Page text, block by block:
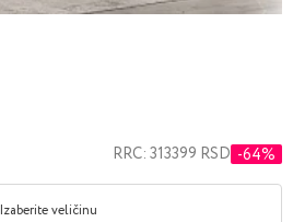
RRC: 313399 RSD -64%
Izaberite veličinu